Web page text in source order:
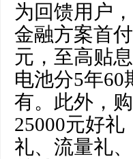
为回馈用户
金融方案首
元，至高贴
电池分5年60
有。此外，
25000元好
礼、流量礼